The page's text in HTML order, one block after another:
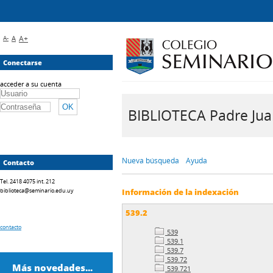
BIBLIOTECA Padre
Nueva búsqueda Ayuda
Información de la indexación
539.2
539
539.1
539.7
539.72
539.721
A- A A+
Conectarse
acceder a su cuenta
Contacto
Tel. 2418 4075 int. 212
biblioteca@seminario.edu.uy
contacto
Más novedades...